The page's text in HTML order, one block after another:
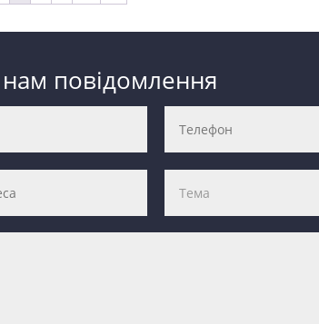
нам повідомлення